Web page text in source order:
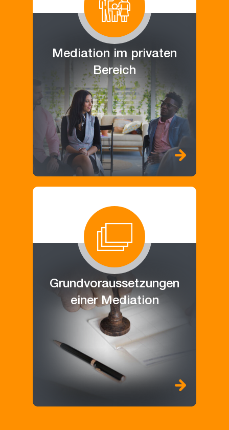
Mediation im privaten
Bereich
Grundvoraussetzungen
einer Mediation